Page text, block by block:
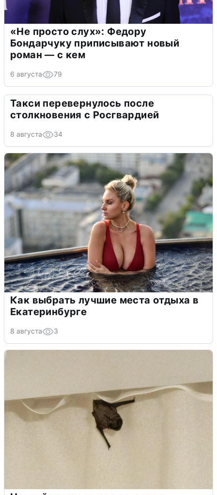
«Не просто слух»: Федору
Бондарчуку приписывают новый
роман — с кем
6 августа 79
Такси перевернулось после
столкновения с Росгвардией
8 августа 34
Как выбрать лучшие места отдыха в
Екатеринбурге
8 августа 3